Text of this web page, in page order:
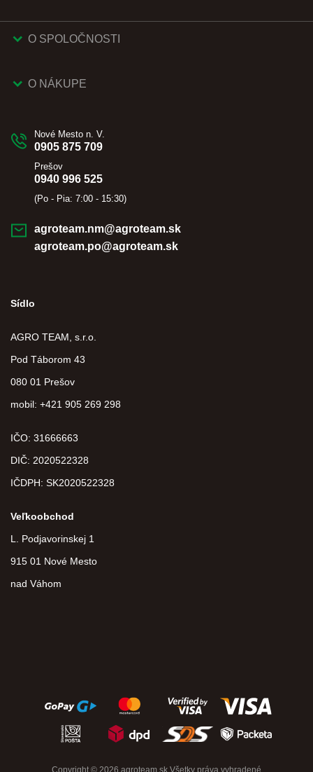
O SPOLOČNOSTI
O NÁKUPE
Nové Mesto n. V.
0905 875 709
Prešov
0940 996 525
(Po - Pia: 7:00 - 15:30)
agroteam.nm@agroteam.sk
agroteam.po@agroteam.sk
Sídlo
AGRO TEAM, s.r.o.
Pod Táborom 43
080 01 Prešov
mobil: +421 905 269 298
IČO: 31666663
DIČ: 2020522328
IČDPH: SK2020522328
Veľkoobchod
L. Podjavorinskej 1
915 01 Nové Mesto
nad Váhom